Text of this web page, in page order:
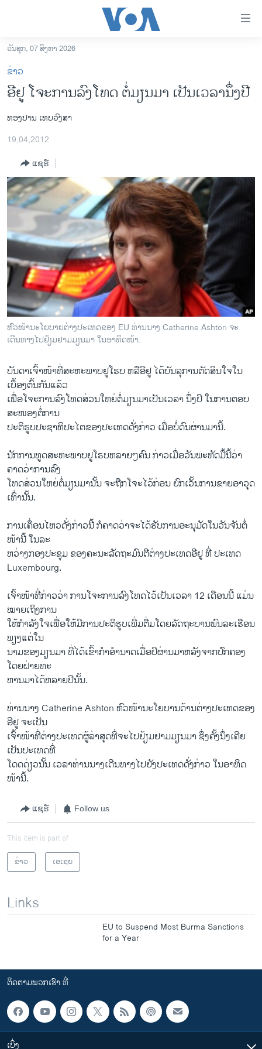
ເຂົ້າ
ຫາ
ຂ້າມ
ຂ້າມ
ໄປ
ຫາ
ລາວ
ອາເມຣິກາ
ການເລືອກຕັ້ງ ປະທານາທີບໍດີ ສະຫະລັດ 2024
ຂ່າວ​ຈີນ
ໂລກ
ເອເຊຍ
ອິດສະຫຼະພາບດ້ານການຂ່າວ
ຊີວິດຊາວລາວ
ຊຸມຊົນຊາວລາວ
ວິທະຍາສາດ-ເທັກໂນໂລຈີ
ທຸລະກິດ
ພາສາອັງກິດ
ວີດີໂອ
ລາຍການກະຈາຍສຽງ
ລາຍງານ
ຕິດຕາມພວກເຮົາ ທີ່
ວັນສຸກ, 07 ສິງຫາ 2026
ຂ່າວ
ອີຢູ ໂຈະການລົງໂທດ ຕໍ່ມຽນມາ ເປັນເວລານຶ່ງປີ
ທອງປານ ເທບວົງສາ
19,04,2012
ແຊຣ໌
ຫົວໜ້ານະໂຍບາຍຕ່າງປະເທດຂອງ EU ທ່ານນາງ Catherine Ashton ຈະ
ເດີນທາງໄປຢ້ຽມຢາມມຽນມາ ໃນອາທິດໜ້າ.
ບັນດາ​ເຈົ້າໜ້າ​ທີ່​ສະຫະພາບ​ຢູ​ໂຣບ ຫລື​ອີ​ຢູ​ ໄດ້​ບັນລຸ​ການ​ຕັດສິນ​ໃຈ​ໃນ​
ເບຶ້ອງຕົ້ນກັນ​ແລ້ວ
ເພື່ອໂຈະ​ການ​ລົງ​ໂທດສ່ວນ​ໃຫຍ່ຕໍ່​ມຽນມາ​ເປັນ​ເວລາ ນຶ່ງ​ປີ ​ໃນ​ການຕອບ​
ສະໜອງຕໍ່ການ​
ປະຕິ​ຮູບ​ປະຊາທິປະ​ໄຕ​ຂອງ​ປະ​ເທດດັ່ງກ່າວ ​ເມື່ອ​ບໍ່​ດົນ​ຜ່ານ​ມານີ້.
ນັກ​ການ​ທູດ​ສະຫະພາບ​ຢູ​ໂຣບຫລາຍໆ​ຄົນ ກ່າວເມື່ອ​ວັນ​ພະຫັດ​ມື້​ນີ້​ວ່າ
ຄາດ​ວ່າການ​ລົງ
ໂທດ​ສ່ວນ​ໃຫຍ່ຕໍ່​ມຽນມາ​ນັ້ນ​ ຈະ​ຖືກ​ໂຈະ​ໄວ້​ກ່ອນ ຍົກ​ເວັ້ນການ​ຂາຍ​ອາວຸດ​
ເທົ່າ​ນັ້ນ.
ການ​ເຄຶ່ອນ​ໄຫວ​ດັ່ງກ່າວ​ນີ້ ກໍ​ຄາດ​ວ່າ​ຈະໄດ້​ຮັບ​ການ​ອະນຸມັດ​ໃນ​ວັນ​ຈັນ​ຕໍ່
ໜ້າ​ນີ້ ​ໃນລະ
ຫວ່າງ​ກອງ​ປະຊຸມ​ ຂອງ​ຄະນະ​ລັດຖະມົນຕີ​ຕ່າງປະ​ເທດ​ອີ​ຢູ ທີ່ ປະ​ເທດ
Luxembourg.
ເຈົ້າໜ້າ​ທີ່​ກ່າວ​ວ່າ ການ​ໂຈະການ​ລົງ​ໂທດ​ໄວ້​ເປັນ​ເວລາ 12 ​ເດືອນນີ້ ​ແມ່ນ​
ໝາຍ​ເຖິງການ
ໃຫ້​ກໍາລັງ​ໃຈ​ເພື່ອ​ໃຫ້​ມີ​ການ​ປະຕິ​ຮູບ​ເພີ່ມ​ຕື່ມ​ໂດຍ​ລັດຖະບານ​ພົນລະ​ເຮືອນ
ພຽງ​ແຕ່​ໃນ
ນາມຂອງ​ມຽນມາ​ ທີ່​ໄດ້​ເຂົ້າກໍາ​ອໍານາດ​ເມື່ອປີຜ່ານ​ມາ​ຫລັງ​ຈາກ​ປົກຄອງ​
ໂດຍ​ຝ່າຍ​ທະ
ຫານ​ມາ​ໄດ້​ຫລາຍປີ​ນັ້ນ.
ທ່ານ​ນາງ Catherine Ashton ຫົວໜ້າ​ນະ​ໂຍບານ​ດ້ານ​ຕ່າງປະ​ເທດ​ຂອງ​
ອີ​ຢູ ຈະ​ເປັນ
ເຈົ້າໜ້າ​ທີ່​ຕ່າງປະ​ເທດ​ຜູ້​ລ່າ​ສຸດທີ່​ຈະໄປ​ຢ້ຽມຢາມ​ມຽນມາ​ ຊຶ່ງຄັ້ງນຶ່ງ​ເຄີຍ​
ເປັນ​ປະ​ເທດ​ທີ່
​ໂດດດ່ຽວ​ນັ້ນ ​ເວລາ​ທ່ານ​ນາງ​ເດີນທາງ​ໄປ​ຍັງປະ​ເທດ​ດັ່ງກ່າວ ​ໃນ​ອາທິດ​
ໜ້າ​ນີ້.
ແຊຣ໌ Follow us
This item is part of
ຂ່າວ
ເອເຊຍ
Links
EU to Suspend Most Burma Sanctions
for a Year
ຕິດຕາມພວກເຮົາ ທີ່
ເບິ່ງ